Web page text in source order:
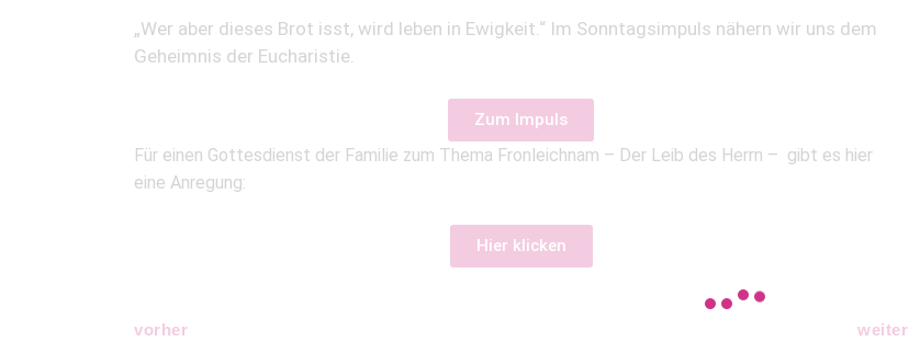
„Wer aber dieses Brot isst, wird leben in Ewigkeit.“ Im Sonntagsimpuls nähern wir uns dem
Geheimnis der Eucharistie.
Zum Impuls
Für einen Gottesdienst der Familie zum Thema Fronleichnam – Der Leib des Herrn – gibt es hier
eine Anregung:
Hier klicken
vorher weiter